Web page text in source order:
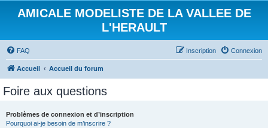
AMICALE MODELISTE DE LA VALLEE DE
L'HERAULT
FAQ Connexion
Inscription
Accueil Accueil du forum
Foire aux questions
Problèmes de connexion et d’inscription
Pourquoi ai-je besoin de m’inscrire ?